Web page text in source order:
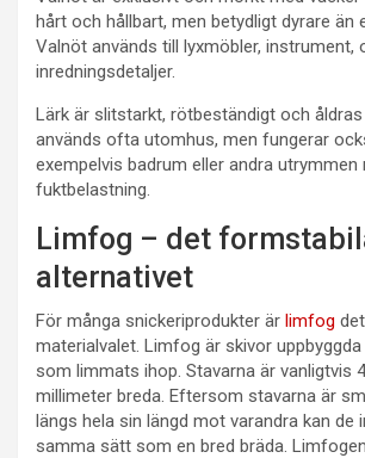
hårt och hållbart, men betydligt dyrare än
Valnöt används till lyxmöbler, instrument,
inredningsdetaljer.
Lärk är slitstarkt, rötbeständigt och
används ofta utomhus, men fungerar
exempelvis badrum eller andra utrymmen
fuktbelastning.
Limfog – det
alternativet
För många snickeriprodukter är limfog
materialvalet. Limfog är skivor
som limmats ihop. Stavarna är vanligtvis
millimeter breda. Eftersom stavarna är
längs hela sin längd mot varandra kan de
samma sätt som en bred bräda.